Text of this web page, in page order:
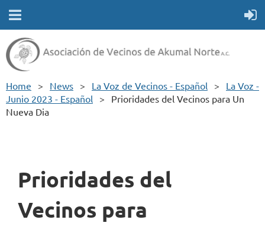
Home News La Voz de Vecinos - Español
La Voz -
Junio 2023 - Español
Prioridades del Vecinos para Un
Nueva Dia
Prioridades del
Vecinos para